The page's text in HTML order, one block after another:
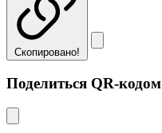
Скопировано!
Поделиться QR-кодом